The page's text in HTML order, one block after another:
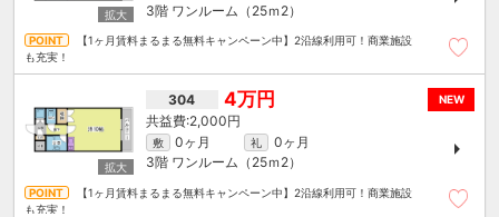
3階 ワンルーム（25ｍ 2）
【1ヶ月賃料まるまる無料キャンペーン中】2沿線利用可！商業施設
も充実！
NEW
304 4万円
2,000円
敷 0ヶ月 礼
0ヶ月
3階 ワンルーム（25ｍ 2）
【1ヶ月賃料まるまる無料キャンペーン中】2沿線利用可！商業施設
も充実！